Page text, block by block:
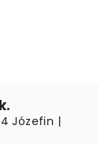
Józefin |